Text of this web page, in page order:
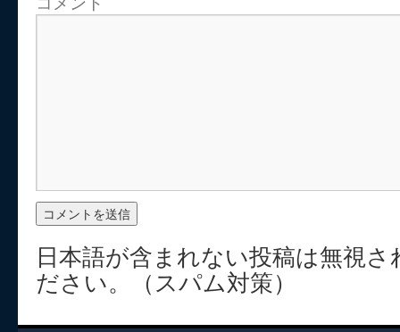
日本語が含まれない投稿は無視
ださい。（スパム対策）